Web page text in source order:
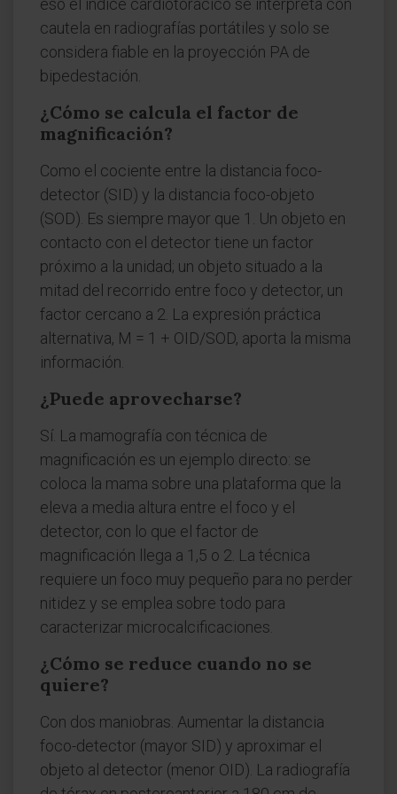
eso el índice cardiotorácico se interpreta con
cautela en radiografías portátiles y solo se
considera fiable en la proyección PA de
bipedestación.
¿Cómo se calcula el factor de
magnificación?
Como el cociente entre la distancia foco-
detector (SID) y la distancia foco-objeto
(SOD). Es siempre mayor que 1. Un objeto en
contacto con el detector tiene un factor
próximo a la unidad; un objeto situado a la
mitad del recorrido entre foco y detector, un
factor cercano a 2. La expresión práctica
alternativa, M = 1 + OID/SOD, aporta la misma
información.
¿Puede aprovecharse?
Sí. La mamografía con técnica de
magnificación es un ejemplo directo: se
coloca la mama sobre una plataforma que la
eleva a media altura entre el foco y el
detector, con lo que el factor de
magnificación llega a 1,5 o 2. La técnica
requiere un foco muy pequeño para no perder
nitidez y se emplea sobre todo para
caracterizar microcalcificaciones.
¿Cómo se reduce cuando no se
quiere?
Con dos maniobras. Aumentar la distancia
foco-detector (mayor SID) y aproximar el
objeto al detector (menor OID). La radiografía